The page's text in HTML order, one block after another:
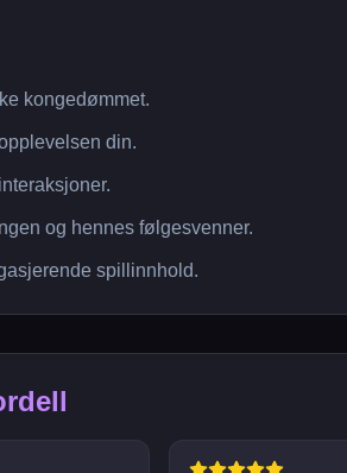
kongedømmet.
din.
og hennes følgesvenner.
spillinnhold.